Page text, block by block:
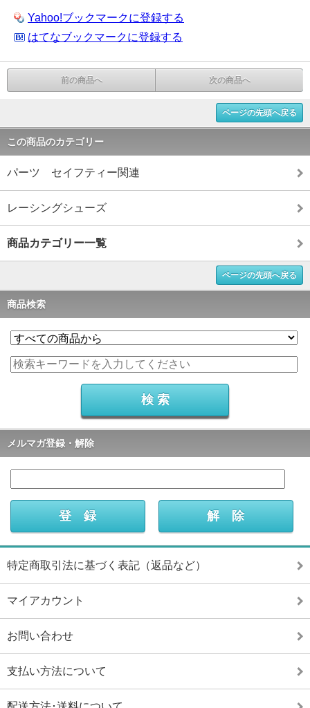
Yahoo!ブックマークに登録する
はてなブックマークに登録する
前の商品へ 次の商品へ
ページの先頭へ戻る
この商品のカテゴリー
パーツ セイフティー関連
レーシングシューズ
商品カテゴリー一覧
ページの先頭へ戻る
商品検索
メルマガ登録・解除
特定商取引法に基づく表記（返品など）
マイアカウント
お問い合わせ
支払い方法について